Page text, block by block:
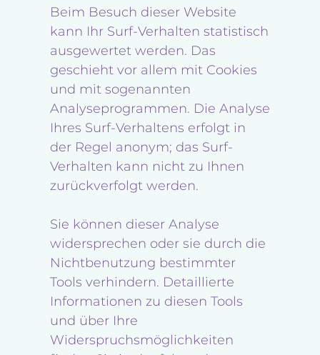
Beim Besuch dieser Website
kann Ihr Surf-Verhalten statistisch
ausgewertet werden. Das
geschieht vor allem mit Cookies
und mit sogenannten
Analyseprogrammen. Die Analyse
Ihres Surf-Verhaltens erfolgt in
der Regel anonym; das Surf-
Verhalten kann nicht zu Ihnen
zurückverfolgt werden.
Sie können dieser Analyse
widersprechen oder sie durch die
Nichtbenutzung bestimmter
Tools verhindern. Detaillierte
Informationen zu diesen Tools
und über Ihre
Widerspruchsmöglichkeiten